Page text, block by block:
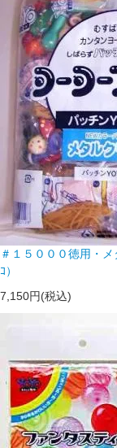
＃１５０００徳用・
ｺ）
7,150円(税込)